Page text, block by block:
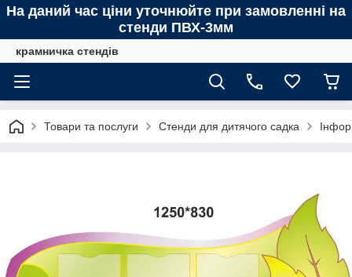
На даний час ціни уточнюйте при замовленні на
стенди ПВХ-3мм
крамничка стендів
Товари та послуги Стенди для дитячого садка